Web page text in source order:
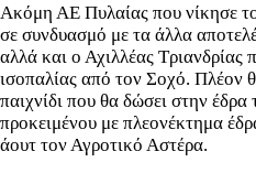
Ακόμη ΑΕ Πυλαίας που νίκησε
σε συνδυασμό με τα άλλα
αλλά και ο Αχιλλέας Τριανδρίας
ισοπαλίας από τον Σοχό. Πλέον
παιχνίδι που θα δώσει στην
προκειμένου με πλεονέκτημα
άουτ τον Αγροτικό Αστέρα.